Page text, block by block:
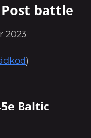
battle
2023
)
Baltic